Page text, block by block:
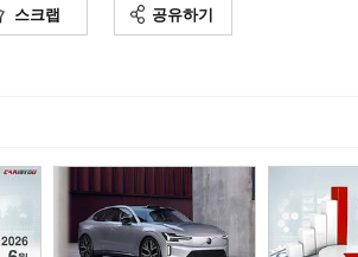
스크랩 공유하기